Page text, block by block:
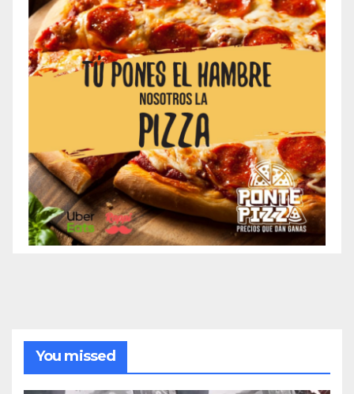
You missed